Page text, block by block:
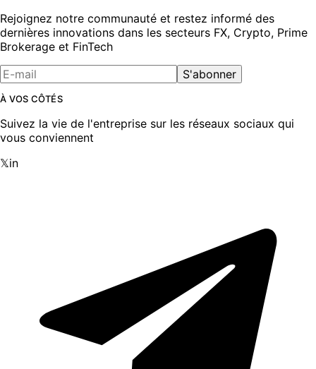
Rejoignez notre communauté et restez informé des
dernières innovations dans les secteurs FX, Crypto, Prime
Brokerage et FinTech
S'abonner
À VOS CÔTÉS
Suivez la vie de l'entreprise sur les réseaux sociaux qui
vous conviennent
𝕏in